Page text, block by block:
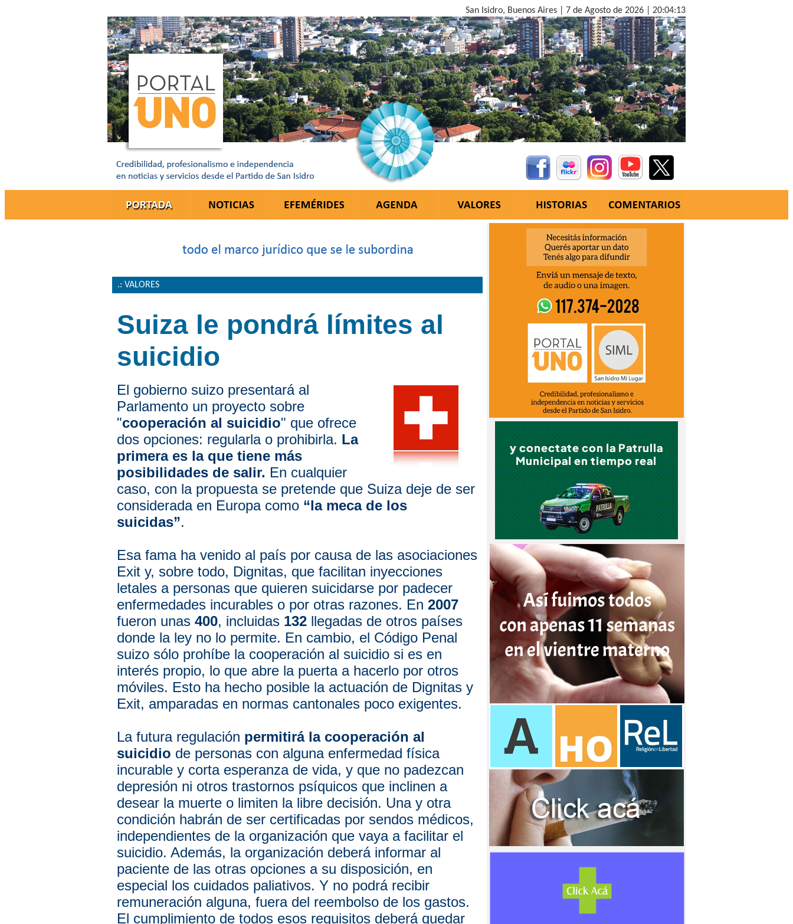
San Isidro, Buenos Aires | 7 de Agosto de 2026 | 20:04:14
.: VALORES
Suiza le pondrá límites al
suicidio
El gobierno suizo presentará al
Parlamento un proyecto sobre
"cooperación al suicidio" que ofrece
dos opciones: regularla o prohibirla. La
primera es la que tiene más
posibilidades de salir. En cualquier
caso, con la propuesta se pretende que Suiza deje de ser
considerada en Europa como “la meca de los
suicidas”.
Esa fama ha venido al país por causa de las asociaciones
Exit y, sobre todo, Dignitas, que facilitan inyecciones
letales a personas que quieren suicidarse por padecer
enfermedades incurables o por otras razones. En 2007
fueron unas 400, incluidas 132 llegadas de otros países
donde la ley no lo permite. En cambio, el Código Penal
suizo sólo prohíbe la cooperación al suicidio si es en
interés propio, lo que abre la puerta a hacerlo por otros
móviles. Esto ha hecho posible la actuación de Dignitas y
Exit, amparadas en normas cantonales poco exigentes.
La futura regulación permitirá la cooperación al
suicidio de personas con alguna enfermedad física
incurable y corta esperanza de vida, y que no padezcan
depresión ni otros trastornos psíquicos que inclinen a
desear la muerte o limiten la libre decisión. Una y otra
condición habrán de ser certificadas por sendos médicos,
independientes de la organización que vaya a facilitar el
suicidio. Además, la organización deberá informar al
paciente de las otras opciones a su disposición, en
especial los cuidados paliativos. Y no podrá recibir
remuneración alguna, fuera del reembolso de los gastos.
El cumplimiento de todos esos requisitos deberá quedar